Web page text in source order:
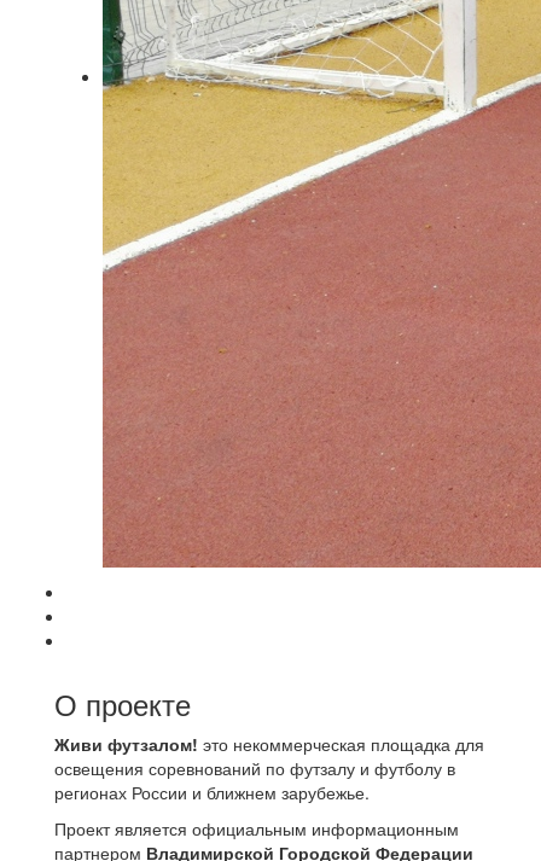
О проекте
Живи футзалом! это некоммерческая площадка для
освещения соревнований по футзалу и футболу в
регионах России и ближнем зарубежье.
Проект является официальным информационным
партнером Владимирской Городской Федерации